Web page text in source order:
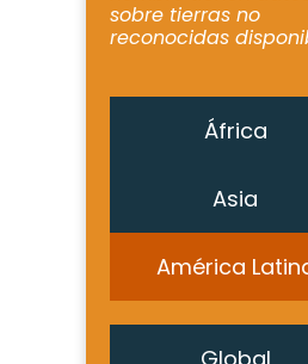
sobre tierras no
reconocidas
África
Asia
América